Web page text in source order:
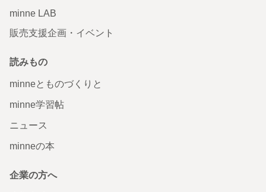
minne LAB
販売支援企画・イベント
読みもの
minneとものづくりと
minne学習帖
ニュース
minneの本
企業の方へ